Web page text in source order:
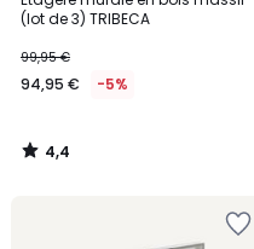
(lot de 3) TRIBECA
99,95 €
94,95 € -5%
4,4
/